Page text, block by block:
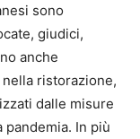
sono
giudici,
anche
ristorazione,
dalle misure
In più